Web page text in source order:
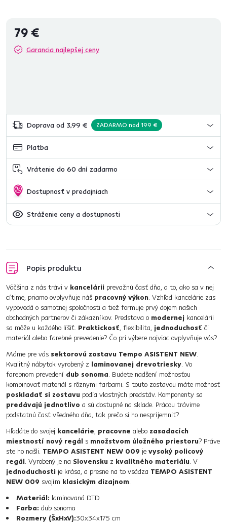
79 €
Garancia najlepšej ceny
Doprava od 3,99 € ZADARMO nad 199 €
Platba
Vrátenie do 60 dní zadarmo
Dostupnosť v predajniach
Stráženie ceny a dostupnosti
Popis produktu
Väčšina z nás trávi v kancelárii prevažnú časť dňa, a to, ako sa v nej
cítime, priamo ovplyvňuje náš pracovný výkon. Vzhľad kancelárie zas
vypovedá o samotnej spoločnosti a tiež formuje prvý dojem našich
obchodných partnerov či zákazníkov. Predstava o modernej kancelárii
sa môže u každého líšiť. Praktickosť, flexibilita, jednoduchosť či
materiál alebo farebné prevedenie? Čo pri výbere najviac ovplyvňuje vás?
Máme pre vás sektorovú zostavu Tempo ASISTENT NEW.
Kvalitný nábytok vyrobený z laminovanej drevotriesky. Vo
farebnom prevedení dub sonoma. Budete nadšení možnosťou
kombinovať materiál s rôznymi farbami. S touto zostavou máte možnosť
poskladať si zostavu podľa vlastných predstáv. Komponenty sa
predávajú jednotlivo a sú dostupné na sklade. Prácou trávime
podstatnú časť všedného dňa, tak prečo si ho nespríjemniť?
Hľadáte do svojej kancelárie, pracovne alebo zasadacích
miestností nový regál s množstvom úložného priestoru? Práve
ste ho našli. TEMPO ASISTENT NEW 009 je vysoký policový
regál. Vyrobený je na Slovensku z kvalitného materiálu. V
jednoduchosti je krása, a presne na to vsádza TEMPO ASISTENT
NEW 009 svojím klasickým dizajnom.
Materiál: laminovaná DTD
Farba: dub sonoma
Rozmery (ŠxHxV):30x34x175 cm